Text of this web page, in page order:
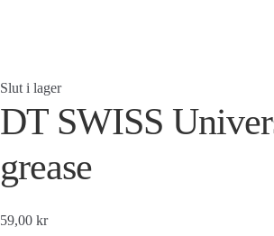
Slut i lager
DT SWISS
grease
59,00 kr